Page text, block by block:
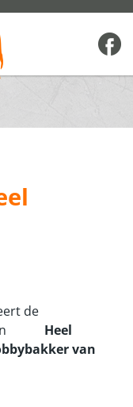
de
van Heel
van